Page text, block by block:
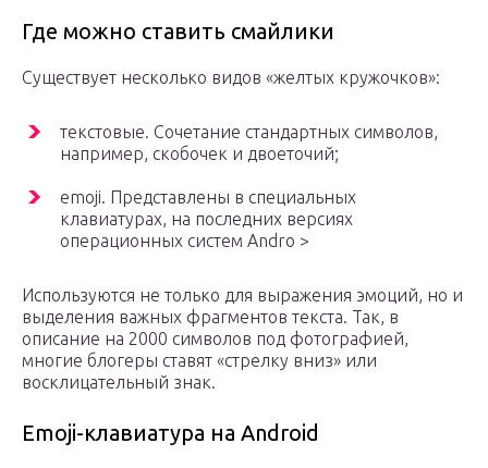
Где можно ставить смайлики
Существует несколько видов «желтых кружочков»:
текстовые. Сочетание стандартных символов,
например, скобочек и двоеточий;
emoji. Представлены в специальных
клавиатурах, на последних версиях
операционных систем Andro >
Используются не только для выражения эмоций, но и
выделения важных фрагментов текста. Так, в
описание на 2000 символов под фотографией,
многие блогеры ставят «стрелку вниз» или
восклицательный знак.
Emoji-клавиатура на Android